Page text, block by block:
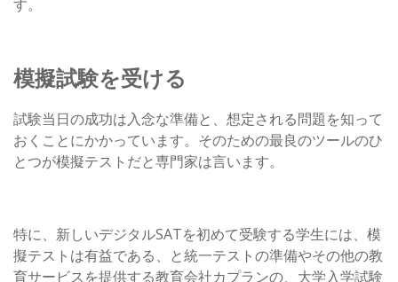
す。
模擬試験を受ける
試験当日の成功は入念な準備と、想定される問題を知って
おくことにかかっています。そのための最良のツールのひ
とつが模擬テストだと専門家は言います。
特に、新しいデジタルSATを初めて受験する学生には、模
擬テストは有益である、と統一テストの準備やその他の教
育サービスを提供する教育会社カプランの、大学入学試験